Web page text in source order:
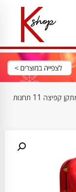
/ מתקן קפיצה 11 תחנות